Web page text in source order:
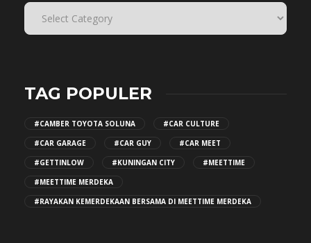
TAG POPULER
#CAMBER TOYOTA SOLUNA
#CAR CULTURE
#CAR GARAGE
#CAR GUY
#CAR MEET
#GETTINLOW
#KUNINGAN CITY
#MEETTIME
#MEETTIME MERDEKA
#RAYAKAN KEMERDEKAAN BERSAMA DI MEETTIME MERDEKA